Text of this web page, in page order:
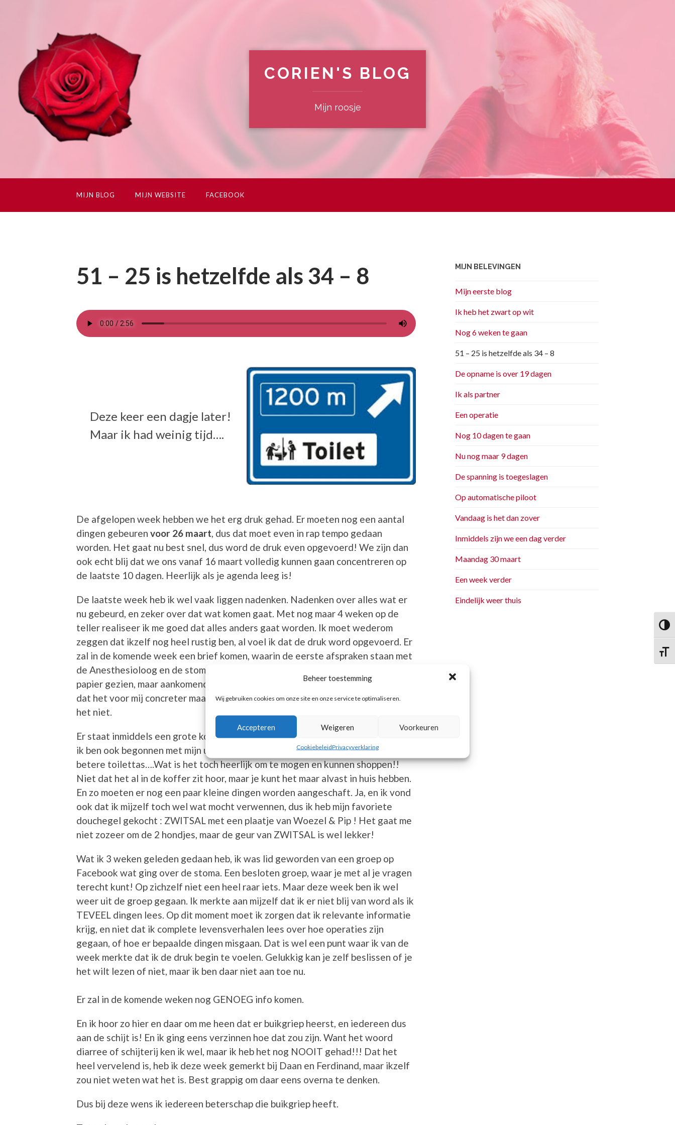
Beheer toestemming
Wij gebruiken cookies om onze site en onze service te optimaliseren.
Accepteren Weigeren Voorkeuren
CookiebeleidPrivacyverklaring
CORIEN'S BLOG
Mijn roosje
MIJN BLOG MIJN WEBSITE FACEBOOK
51 – 25 is hetzelfde als 34 – 8
Deze keer een dagje later!
Maar ik had weinig tijd….
De afgelopen week hebben we het erg druk gehad. Er moeten nog een aantal
dingen gebeuren voor 26 maart, dus dat moet even in rap tempo gedaan
worden. Het gaat nu best snel, dus word de druk even opgevoerd! We zijn dan
ook echt blij dat we ons vanaf 16 maart volledig kunnen gaan concentreren op
de laatste 10 dagen. Heerlijk als je agenda leeg is!
De laatste week heb ik wel vaak liggen nadenken. Nadenken over alles wat er
nu gebeurd, en zeker over dat wat komen gaat. Met nog maar 4 weken op de
teller realiseer ik me goed dat alles anders gaat worden. Ik moet wederom
zeggen dat ikzelf nog heel rustig ben, al voel ik dat de druk word opgevoerd. Er
zal in de komende week een brief komen, waarin de eerste afspraken staan met
de Anesthesioloog en de stomaverpleegkundige. Tot nu toe heb ik nog geen
papier gezien, maar aankomende week komt het dus zwart op wit. Misschien dat
dat het voor mij concreter maakt, en mijn gevoel anders gaat worden. Ik weet
het niet.
Er staat inmiddels een grote koffer in huis, die mee moet naar het ziekenhuis. En
ik ben ook begonnen met mijn uitzet. Een nieuwe badjas, nieuwe pyama’s een
betere toilettas….Wat is het toch heerlijk om te mogen en kunnen shoppen!!
Niet dat het al in de koffer zit hoor, maar je kunt het maar alvast in huis hebben.
En zo moeten er nog een paar kleine dingen worden aangeschaft. Ja, en ik vond
ook dat ik mijzelf toch wel wat mocht verwennen, dus ik heb mijn favoriete
douchegel gekocht : ZWITSAL met een plaatje van Woezel & Pip ! Het gaat me
niet zozeer om de 2 hondjes, maar de geur van ZWITSAL is wel lekker!
Wat ik 3 weken geleden gedaan heb, ik was lid geworden van een groep op
Facebook wat ging over de stoma. Een besloten groep, waar je met al je vragen
terecht kunt! Op zichzelf niet een heel raar iets. Maar deze week ben ik wel
weer uit de groep gegaan. Ik merkte aan mijzelf dat ik er niet blij van word als ik
TEVEEL dingen lees. Op dit moment moet ik zorgen dat ik relevante informatie
krijg, en niet dat ik complete levensverhalen lees over hoe operaties zijn
gegaan, of hoe er bepaalde dingen misgaan. Dat is wel een punt waar ik van de
week merkte dat ik de druk begin te voelen. Gelukkig kan je zelf beslissen of je
het wilt lezen of niet, maar ik ben daar niet aan toe nu.
Er zal in de komende weken nog GENOEG info komen.
En ik hoor zo hier en daar om me heen dat er buikgriep heerst, en iedereen dus
aan de schijt is! En ik ging eens verzinnen hoe dat zou zijn. Want het woord
diarree of schijterij ken ik wel, maar ik heb het nog NOOIT gehad!!! Dat het
heel vervelend is, heb ik deze week gemerkt bij Daan en Ferdinand, maar ikzelf
zou niet weten wat het is. Best grappig om daar eens overna te denken.
Dus bij deze wens ik iedereen beterschap die buikgriep heeft.
MIJN BELEVINGEN
Mijn eerste blog
Ik heb het zwart op wit
Nog 6 weken te gaan
51 – 25 is hetzelfde als 34 – 8
De opname is over 19 dagen
Ik als partner
Een operatie
Nog 10 dagen te gaan
Nu nog maar 9 dagen
De spanning is toegeslagen
Op automatische piloot
Vandaag is het dan zover
Inmiddels zijn we een dag verder
Maandag 30 maart
Een week verder
Eindelijk weer thuis